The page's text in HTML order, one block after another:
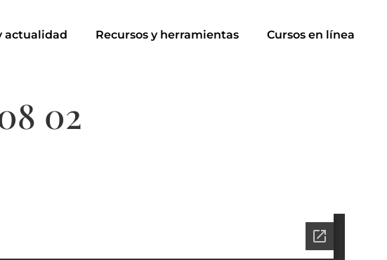
actualidad Recursos y herramientas Cursos en línea
02